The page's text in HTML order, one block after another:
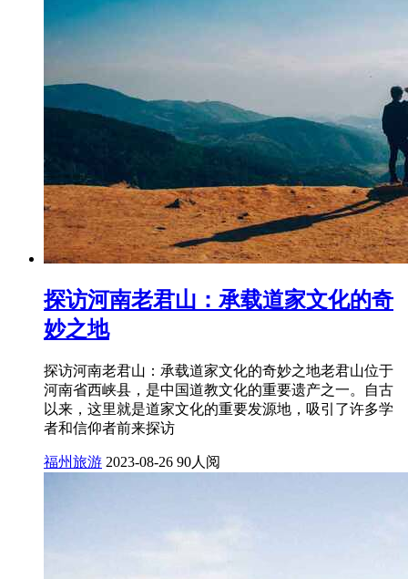
探访河南老君山：承载道家文化的奇
妙之地
探访河南老君山：承载道家文化的奇妙之地老君山位于
河南省西峡县，是中国道教文化的重要遗产之一。自古
以来，这里就是道家文化的重要发源地，吸引了许多学
者和信仰者前来探访
福州旅游 2023-08-26 90人阅